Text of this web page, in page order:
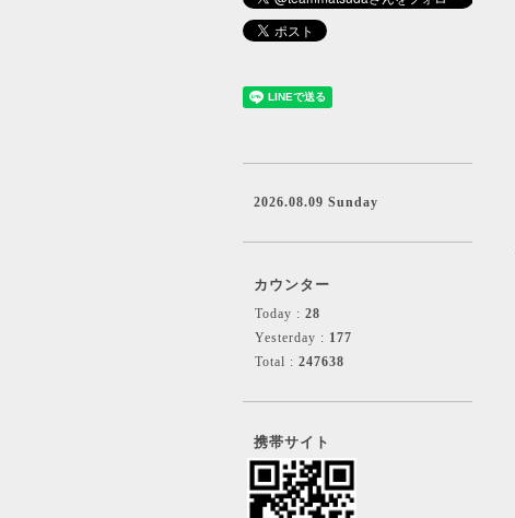
2026.08.09 Sunday
カウンター
Today : 28
Yesterday : 177
Total : 247638
携帯サイト